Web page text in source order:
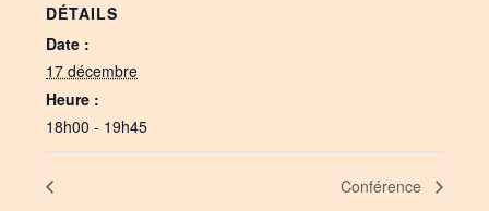
DÉTAILS
Date :
17 décembre
Heure :
18h00 - 19h45
Conférence